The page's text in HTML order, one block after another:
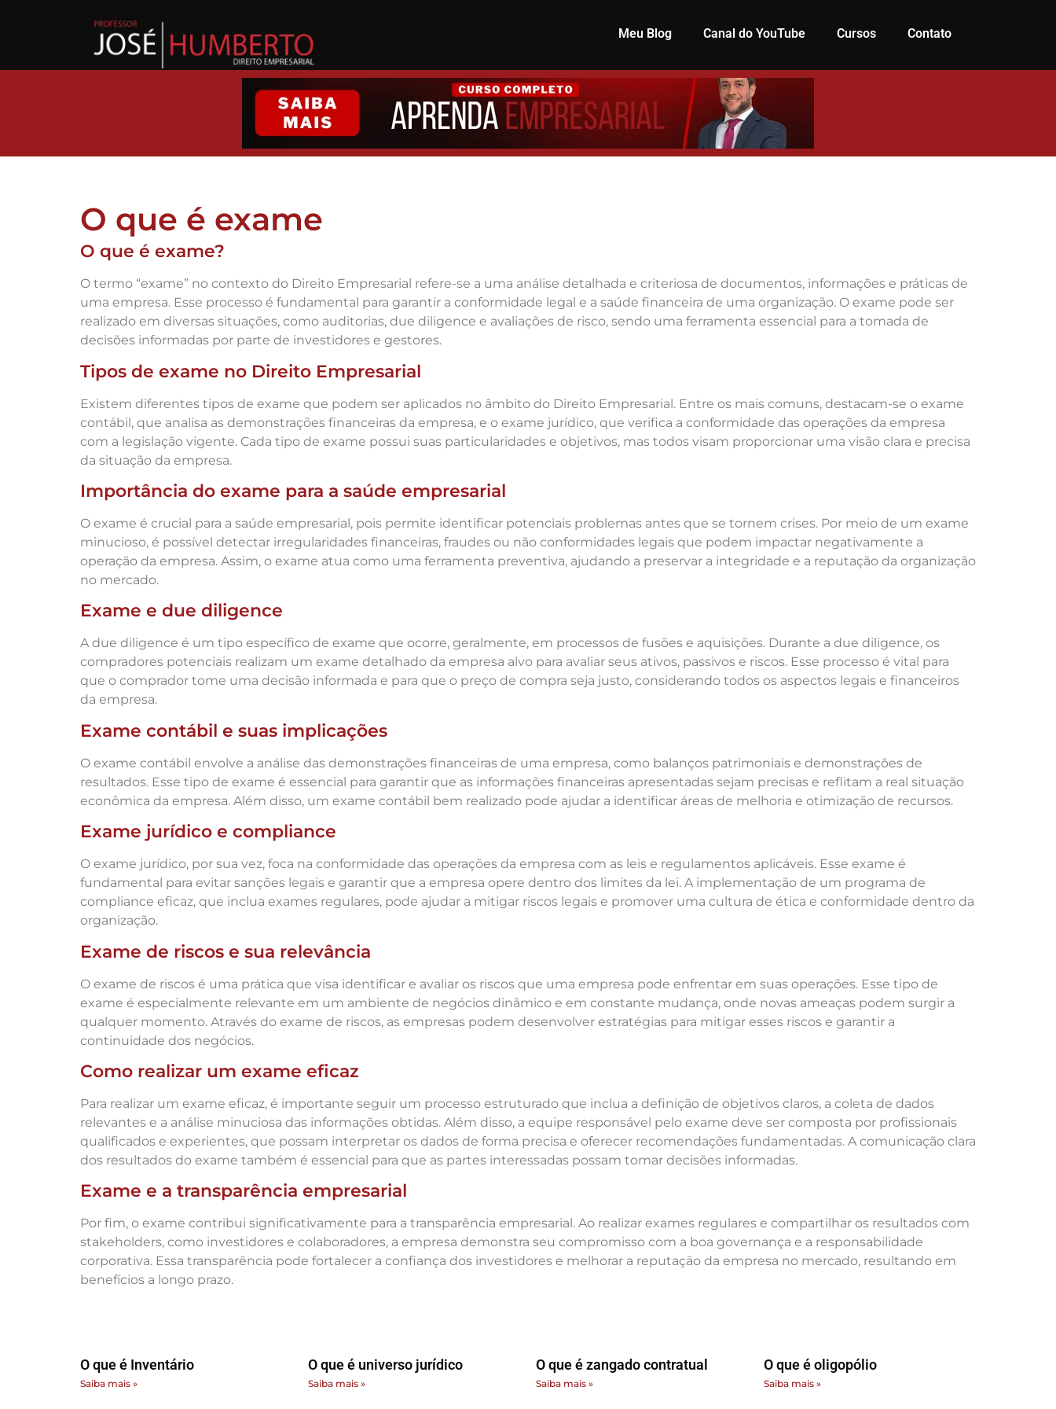
Meu Blog Canal do YouTube Cursos Contato
O que é exame
O que é exame?
O termo “exame” no contexto do Direito Empresarial refere-se a uma análise detalhada e criteriosa de documentos, informações e práticas de
uma empresa. Esse processo é fundamental para garantir a conformidade legal e a saúde financeira de uma organização. O exame pode ser
realizado em diversas situações, como auditorias, due diligence e avaliações de risco, sendo uma ferramenta essencial para a tomada de
decisões informadas por parte de investidores e gestores.
Tipos de exame no Direito Empresarial
Existem diferentes tipos de exame que podem ser aplicados no âmbito do Direito Empresarial. Entre os mais comuns, destacam-se o exame
contábil, que analisa as demonstrações financeiras da empresa, e o exame jurídico, que verifica a conformidade das operações da empresa
com a legislação vigente. Cada tipo de exame possui suas particularidades e objetivos, mas todos visam proporcionar uma visão clara e precisa
da situação da empresa.
Importância do exame para a saúde empresarial
O exame é crucial para a saúde empresarial, pois permite identificar potenciais problemas antes que se tornem crises. Por meio de um exame
minucioso, é possível detectar irregularidades financeiras, fraudes ou não conformidades legais que podem impactar negativamente a
operação da empresa. Assim, o exame atua como uma ferramenta preventiva, ajudando a preservar a integridade e a reputação da organização
no mercado.
Exame e due diligence
A due diligence é um tipo específico de exame que ocorre, geralmente, em processos de fusões e aquisições. Durante a due diligence, os
compradores potenciais realizam um exame detalhado da empresa alvo para avaliar seus ativos, passivos e riscos. Esse processo é vital para
que o comprador tome uma decisão informada e para que o preço de compra seja justo, considerando todos os aspectos legais e financeiros
da empresa.
Exame contábil e suas implicações
O exame contábil envolve a análise das demonstrações financeiras de uma empresa, como balanços patrimoniais e demonstrações de
resultados. Esse tipo de exame é essencial para garantir que as informações financeiras apresentadas sejam precisas e reflitam a real situação
econômica da empresa. Além disso, um exame contábil bem realizado pode ajudar a identificar áreas de melhoria e otimização de recursos.
Exame jurídico e compliance
O exame jurídico, por sua vez, foca na conformidade das operações da empresa com as leis e regulamentos aplicáveis. Esse exame é
fundamental para evitar sanções legais e garantir que a empresa opere dentro dos limites da lei. A implementação de um programa de
compliance eficaz, que inclua exames regulares, pode ajudar a mitigar riscos legais e promover uma cultura de ética e conformidade dentro da
organização.
Exame de riscos e sua relevância
O exame de riscos é uma prática que visa identificar e avaliar os riscos que uma empresa pode enfrentar em suas operações. Esse tipo de
exame é especialmente relevante em um ambiente de negócios dinâmico e em constante mudança, onde novas ameaças podem surgir a
qualquer momento. Através do exame de riscos, as empresas podem desenvolver estratégias para mitigar esses riscos e garantir a
continuidade dos negócios.
Como realizar um exame eficaz
Para realizar um exame eficaz, é importante seguir um processo estruturado que inclua a definição de objetivos claros, a coleta de dados
relevantes e a análise minuciosa das informações obtidas. Além disso, a equipe responsável pelo exame deve ser composta por profissionais
qualificados e experientes, que possam interpretar os dados de forma precisa e oferecer recomendações fundamentadas. A comunicação clara
dos resultados do exame também é essencial para que as partes interessadas possam tomar decisões informadas.
Exame e a transparência empresarial
Por fim, o exame contribui significativamente para a transparência empresarial. Ao realizar exames regulares e compartilhar os resultados com
stakeholders, como investidores e colaboradores, a empresa demonstra seu compromisso com a boa governança e a responsabilidade
corporativa. Essa transparência pode fortalecer a confiança dos investidores e melhorar a reputação da empresa no mercado, resultando em
benefícios a longo prazo.
O que é Inventário
Saiba mais »
O que é universo jurídico
Saiba mais »
O que é zangado contratual
Saiba mais »
O que é oligopólio
Saiba mais »